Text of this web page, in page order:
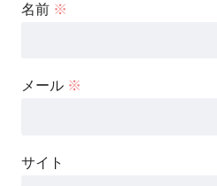
名前 ※
メール ※
サイト